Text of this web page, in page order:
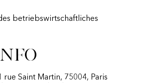
betriebswirtschaftliches
Saint Martin, 75004, Paris